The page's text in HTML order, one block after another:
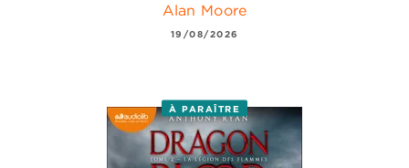
Alan Moore
19/08/2026
À PARAÎTRE